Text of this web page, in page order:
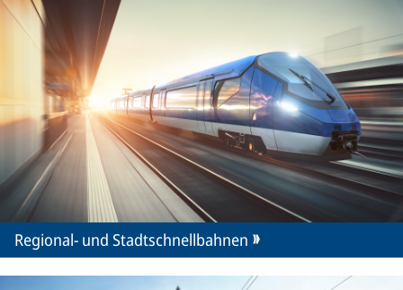
Regional- und Stadtschnellbahnen